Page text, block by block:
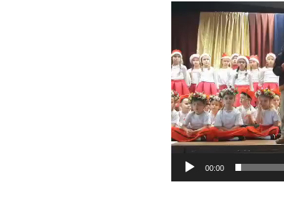
Odtwarzacz
00:00